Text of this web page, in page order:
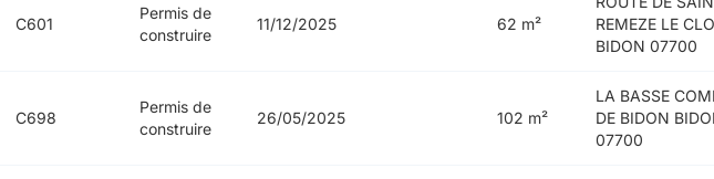
C601
Permis de
construire
11/12/2025 62 m²
REMEZE LE
BIDON 07700
C698
Permis de
construire
26/05/2025 102 m²
LA BASSE
DE BIDON
07700